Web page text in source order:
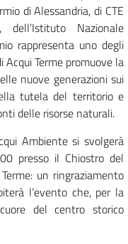
di Alessandria, di CTE
dell’Istituto Nazionale
rappresenta uno degli
Terme promuove la
nuove generazioni sui
tutela del territorio e
delle risorse naturali.
Ambiente si svolgerà
presso il Chiostro del
un ringraziamento
l’evento che, per la
del centro storico